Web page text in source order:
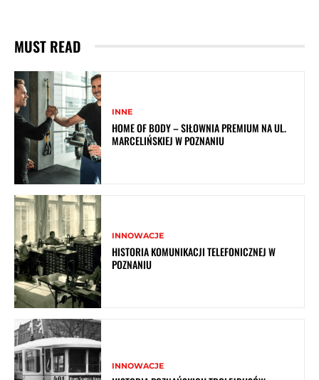
MUST READ
INNE
HOME OF BODY – SIŁOWNIA PREMIUM NA UL.
MARCELIŃSKIEJ W POZNANIU
INNOWACJE
HISTORIA KOMUNIKACJI TELEFONICZNEJ W
POZNANIU
INNOWACJE